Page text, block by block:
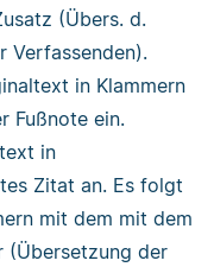
(Übers. d.
Verfassenden).
in Klammern
Fußnote ein.
in
Zitat an. Es folgt
mit dem mit dem
(Übersetzung der